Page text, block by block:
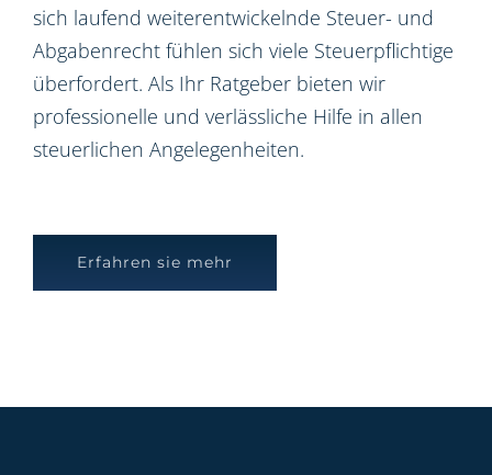
sich laufend weiterentwickelnde Steuer- und
Abgabenrecht fühlen sich viele Steuerpflichtige
überfordert. Als Ihr Ratgeber bieten wir
professionelle und verlässliche Hilfe in allen
steuerlichen Angelegenheiten.
Erfahren sie mehr